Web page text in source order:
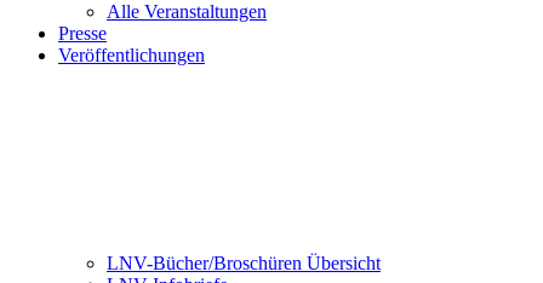
Alle Veranstaltungen
Presse
Veröffentlichungen
LNV-Bücher/Broschüren Übersicht